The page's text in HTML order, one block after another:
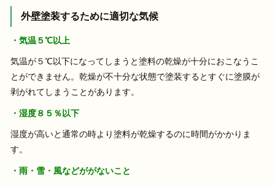
外壁塗装するために適切な気候
・気温５℃以上
気温が５℃以下になってしまうと塗料の乾燥が十分におこなうこ
とができません。乾燥が不十分な状態で塗装するとすぐに塗膜が
剥がれてしまうことがあります。
・湿度８５％以下
湿度が高いと通常の時より塗料が乾燥するのに時間がかかりま
す。
・雨・雪・風などががないこと